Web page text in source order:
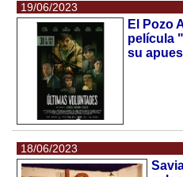
19/06/2023
El Pozo
película
su
18/06/2023